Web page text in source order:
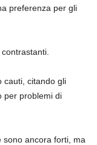
preferenza per gli
cauti, citando gli
per problemi di
sono ancora forti, ma